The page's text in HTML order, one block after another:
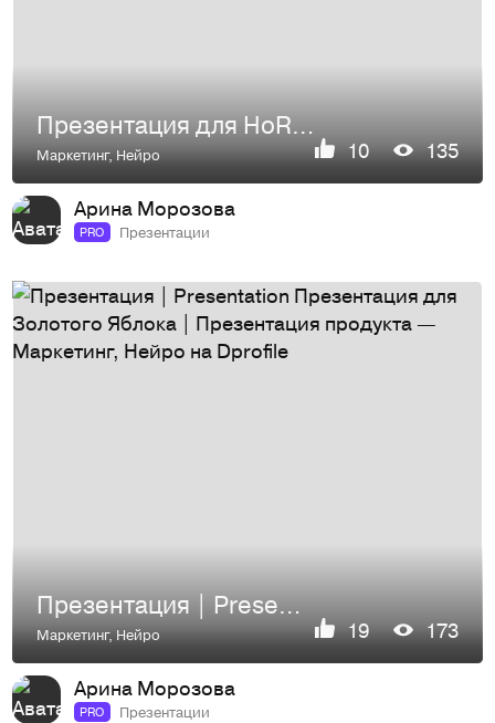
Презентация для HoReca | КП | Текстиль и декор
Маркетинг,Нейро 10 135
Арина Морозова
PRO Презентации
Презентация | Presentation Презентация для Золотого Яблока | Презентация продукта
Маркетинг,Нейро 19 173
Арина Морозова
PRO Презентации